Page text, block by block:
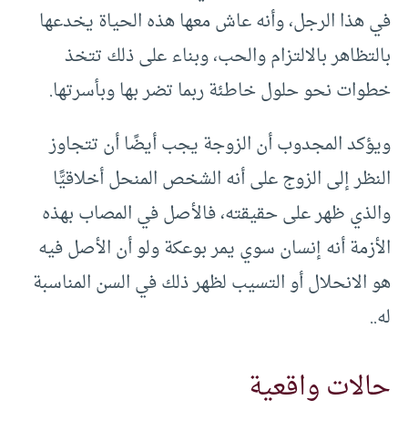
في هذا الرجل، وأنه عاش معها هذه الحياة يخدعها
بالتظاهر بالالتزام والحب، وبناء على ذلك تتخذ
خطوات نحو حلول خاطئة ربما تضر بها وبأسرتها.
ويؤكد المجدوب أن الزوجة يجب أيضًا أن تتجاوز
النظر إلى الزوج على أنه الشخص المنحل أخلاقيًّا
والذي ظهر على حقيقته، فالأصل في المصاب بهذه
الأزمة أنه إنسان سوي يمر بوعكة ولو أن الأصل فيه
هو الانحلال أو التسيب لظهر ذلك في السن المناسبة
له..
حالات واقعية